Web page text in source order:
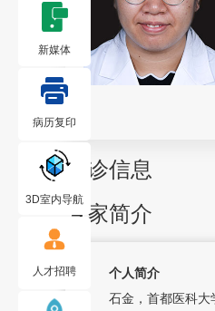
出诊信息
专家简介
个人简介
石金 ，首都医科
新媒体
病历复印
3D室内导航
人才招聘